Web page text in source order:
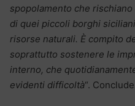
spopolamento che
di quei piccoli borghi
risorse naturali. È compito
soprattutto sostenere le
interno, che
evidenti difficoltà“.